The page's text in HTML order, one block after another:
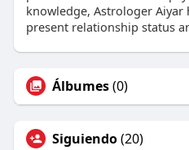
knowledge, Astrologer
present relationship status
Álbumes(0)
Siguiendo(20)